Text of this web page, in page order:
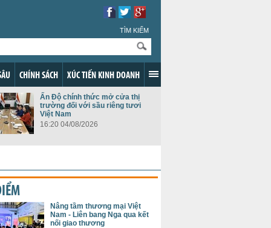
TÌM KIẾM
CHÍNH SÁCH XÚC TIẾN KINH DOANH
Ấn Độ chính thức mở cửa thị
trường đối với sầu riêng tươi
Việt Nam
16:20 04/08/2026
Nâng tầm thương mại Việt
Nam - Liên bang Nga qua kết
nối giao thương